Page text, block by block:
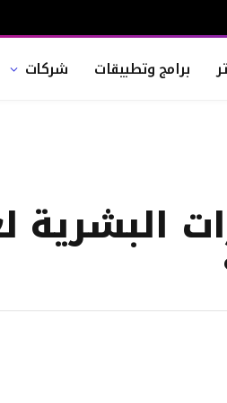
برامج وتطبيقات شركات
البشرية